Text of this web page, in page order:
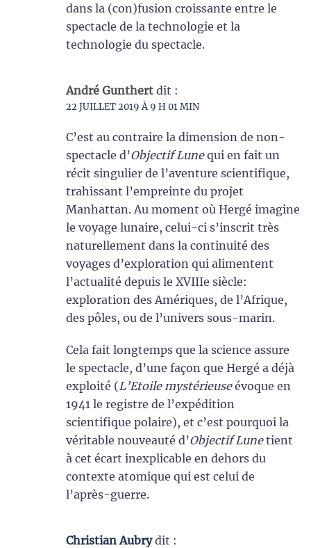
dans la (con)fusion croissante entre le
spectacle de la technologie et la
technologie du spectacle.
André Gunthert dit :
22 JUILLET 2019 À 9 H 01 MIN
C’est au contraire la dimension de non-
spectacle d’Objectif Lunequi en fait un
récit singulier de l’aventure scientifique,
trahissant l’empreinte du projet
Manhattan. Au moment où Hergé imagine
le voyage lunaire, celui-ci s’inscrit très
naturellement dans la continuité des
voyages d’exploration qui alimentent
l’actualité depuis le XVIIIe siècle:
exploration des Amériques, de l’Afrique,
des pôles, ou de l’univers sous-marin.
Cela fait longtemps que la science assure
le spectacle, d’une façon que Hergé a déjà
exploité (L’Etoile mystérieuseévoque en
1941 le registre de l’expédition
scientifique polaire), et c’est pourquoi la
véritable nouveauté d’Objectif Lunetient
à cet écart inexplicable en dehors du
contexte atomique qui est celui de
l’après-guerre.
Christian Aubry dit :